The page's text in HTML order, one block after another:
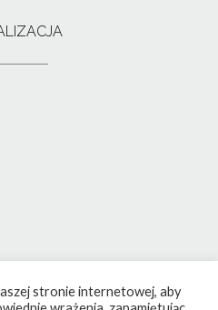
stronie internetowej, aby